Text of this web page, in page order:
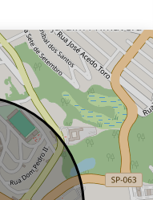
Zona Sul Situado
valorizada da
o equilíbrio
natureza com a
I e a poucos